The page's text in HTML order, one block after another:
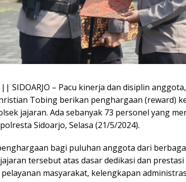
SIDOARJO – Pacu kinerja dan disiplin
Tobing berikan penghargaan (reward)
jajaran. Ada sebanyak 73 personel yang
Sidoarjo, Selasa (21/5/2024).
bagi puluhan anggota dari
tersebut atas dasar dedikasi dan
masyarakat, kelengkapan